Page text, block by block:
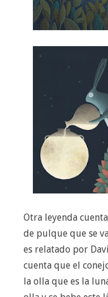
Otra leyenda
de pulque que se
es relatado por
cuenta que el
la olla que es la